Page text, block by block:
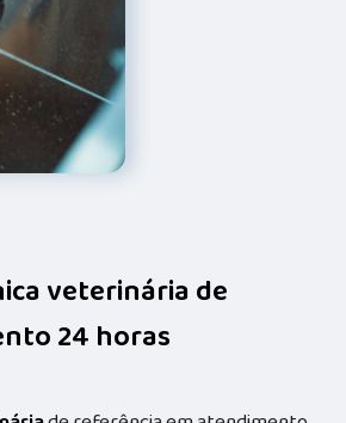
veterinária de
24 horas